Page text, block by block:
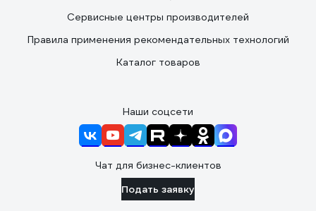
Сервисные центры производителей
Правила применения рекомендательных технологий
Каталог товаров
Наши соцсети
Чат для бизнес-клиентов
Подать заявку